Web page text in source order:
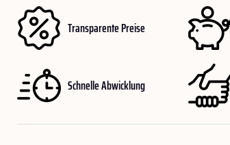
Transparente Preise
Schnelle Abwicklung